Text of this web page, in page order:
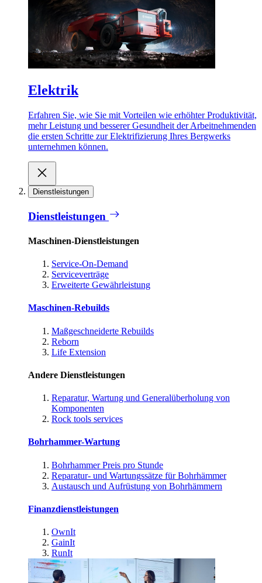
Elektrik
Erfahren Sie, wie Sie mit Vorteilen wie erhöhter Produktivität,
mehr Leistung und besserer Gesundheit der Arbeitnehmenden
die ersten Schritte zur Elektrifizierung Ihres Bergwerks
unternehmen können.
Dienstleistungen
Dienstleistungen
Maschinen-Dienstleistungen
Service-On-Demand
Serviceverträge
Erweiterte Gewährleistung
Maschinen-Rebuilds
Maßgeschneiderte Rebuilds
Reborn
Life Extension
Andere Dienstleistungen
Reparatur, Wartung und Generalüberholung von
Komponenten
Rock tools services
Bohrhammer-Wartung
Bohrhammer Preis pro Stunde
Reparatur- und Wartungssätze für Bohrhämmer
Austausch und Aufrüstung von Bohrhämmern
Finanzdienstleistungen
OwnIt
GainIt
RunIt